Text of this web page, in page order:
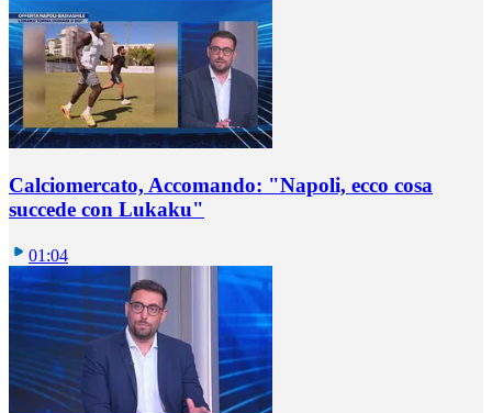
Calciomercato, Accomando: "Napoli, ecco cosa
succede con Lukaku"
01:04